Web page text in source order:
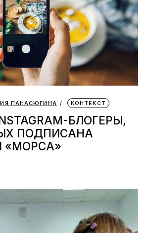
ПАНАСЮГИНА КОНТЕКСТ
БЛОГЕРЫ,
ПОДПИСАНА
«МОРСА»